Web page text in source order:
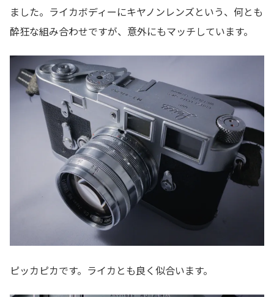
ました。ライカボディーにキヤノンレンズという、何とも
酔狂な組み合わせですが、意外にもマッチしています。
ピッカピカです。ライカとも良く似合います。